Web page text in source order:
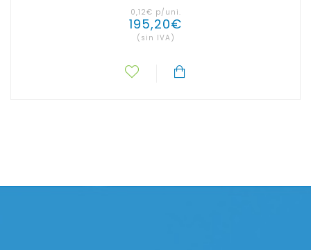
0,12€ p/uni.
195,20€
(sin IVA)